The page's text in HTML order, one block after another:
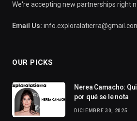
We're accepting new partnerships right
Email Us:
OUR PICKS
Nerea Camacho:
por qué se le nota
DICIEMBRE 30, 2025